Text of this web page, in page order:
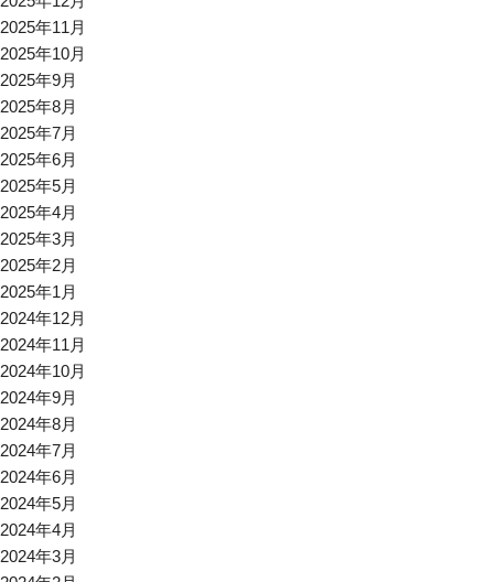
2025年11月
2025年10月
2025年9月
2025年8月
2025年7月
2025年6月
2025年5月
2025年4月
2025年3月
2025年2月
2025年1月
2024年12月
2024年11月
2024年10月
2024年9月
2024年8月
2024年7月
2024年6月
2024年5月
2024年4月
2024年3月